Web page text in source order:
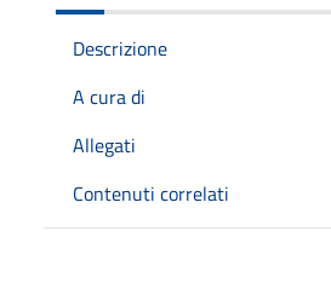
Descrizione
A cura di
Allegati
Contenuti correlati